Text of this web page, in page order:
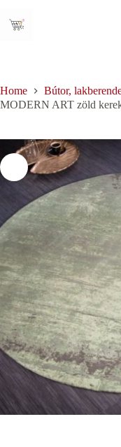
content
Home Bútor,
MODERN ART zöld